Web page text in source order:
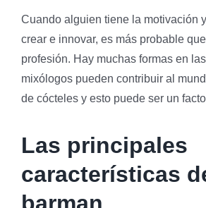
Cuando alguien tiene la motivación
crear e innovar, es más probable
profesión. Hay muchas formas en
mixólogos pueden contribuir al
de cócteles y esto puede ser un
Las principales
características
barman